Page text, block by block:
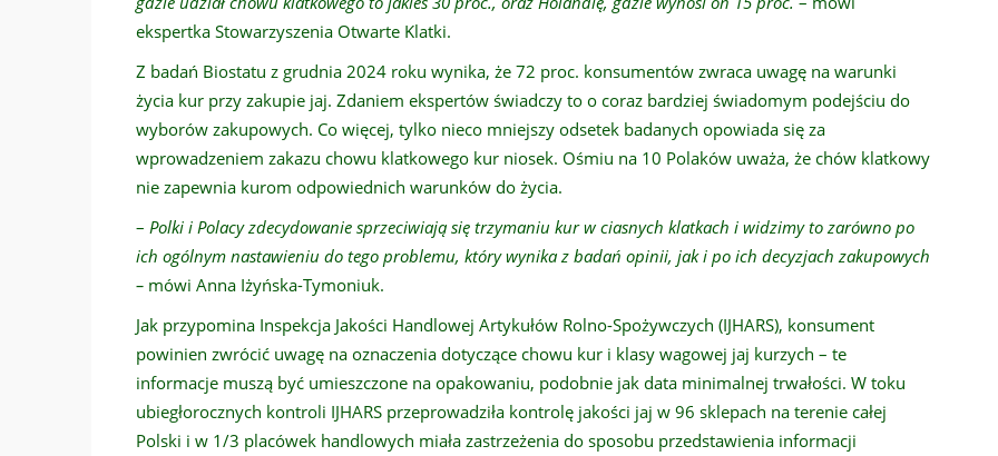
ekspertka Stowarzyszenia Otwarte Klatki.
Z badań Biostatu z grudnia 2024 roku wynika, że 72 proc. konsumentów zwraca uwagę na warunki
życia kur przy zakupie jaj. Zdaniem ekspertów świadczy to o coraz bardziej świadomym podejściu do
wyborów zakupowych. Co więcej, tylko nieco mniejszy odsetek badanych opowiada się za
wprowadzeniem zakazu chowu klatkowego kur niosek. Ośmiu na 10 Polaków uważa, że chów klatkowy
nie zapewnia kurom odpowiednich warunków do życia.
– Polki i Polacy zdecydowanie sprzeciwiają się trzymaniu kur w ciasnych klatkach i widzimy to zarówno po
ich ogólnym nastawieniu do tego problemu, który wynika z badań opinii, jak i po ich decyzjach zakupowych
– mówi Anna Iżyńska-Tymoniuk.
Jak przypomina Inspekcja Jakości Handlowej Artykułów Rolno-Spożywczych (IJHARS), konsument
powinien zwrócić uwagę na oznaczenia dotyczące chowu kur i klasy wagowej jaj kurzych – te
informacje muszą być umieszczone na opakowaniu, podobnie jak data minimalnej trwałości. W toku
ubiegłorocznych kontroli IJHARS przeprowadziła kontrolę jakości jaj w 96 sklepach na terenie całej
Polski i w 1/3 placówek handlowych miała zastrzeżenia do sposobu przedstawienia informacji